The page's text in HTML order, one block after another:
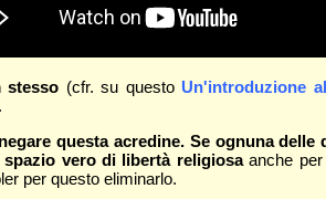
stesso (cfr. su questo Un'introduzione
questa acredine. Se ognuna
vero di libertà religiosaanche per
per questo eliminarlo.